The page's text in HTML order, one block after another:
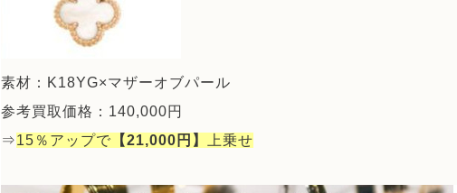
素材：K18YG×マザーオブパール
参考買取価格：140,000円
⇒15％アップで 【21,000円】 上乗せ